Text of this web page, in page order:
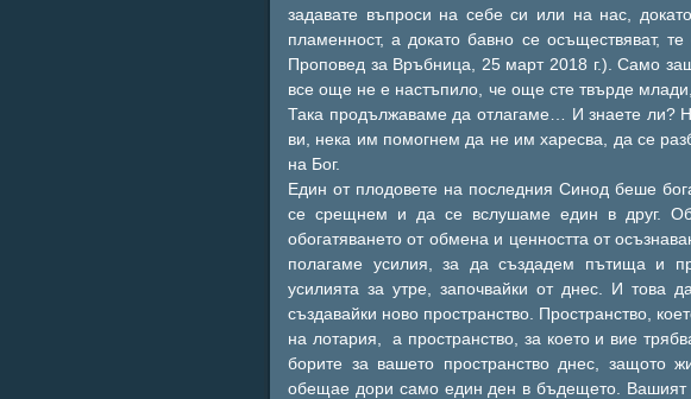
задавате въпроси на себе си или на нас,
пламенност, а докато бавно се осъществяват,
Проповед за Връбница, 25 март 2018 г.). Само
все още не е настъпило, че още сте твърде
Така продължаваме да отлагаме… И знаете ли?
ви, нека им помогнем да не им харесва, да се
на Бог.
Един от плодовете на последния Синод беше
се срещнем и да се вслушаме един в друг.
обогатяването от обмена и ценността от
полагаме усилия, за да създадем пътища и
усилията за утре, започвайки от днес. И това
създавайки ново пространство. Пространство,
на лотария, а пространство, за което и вие
борите за вашето пространство днес, защото
обещае дори само един ден в бъдещето.